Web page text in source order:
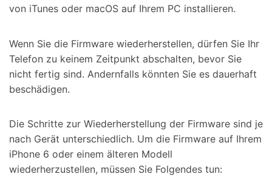
von iTunes oder macOS auf Ihrem PC installieren.
Wenn Sie die Firmware wiederherstellen, dürfen Sie Ihr
Telefon zu keinem Zeitpunkt abschalten, bevor Sie
nicht fertig sind. Andernfalls könnten Sie es dauerhaft
beschädigen.
Die Schritte zur Wiederherstellung der Firmware sind je
nach Gerät unterschiedlich. Um die Firmware auf Ihrem
iPhone 6 oder einem älteren Modell
wiederherzustellen, müssen Sie Folgendes tun: